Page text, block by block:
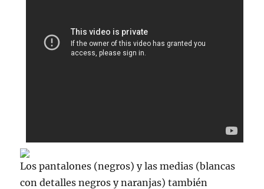
Los pantalones (negros) y las medias (blancas
con detalles negros y naranjas) también